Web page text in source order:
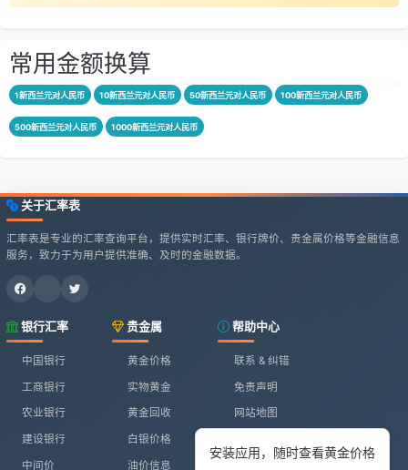
安装应用，随时查看黄金价格
常用金额换算
1新西兰元对人民币 10新西兰元对人民币 50新西兰元对人民币 100新西兰元对人民币
500新西兰元对人民币 1000新西兰元对人民币
关于汇率表
汇率表是专业的汇率查询平台，提供实时汇率、银行牌价、贵金属价格等金融信息
服务，致力于为用户提供准确、及时的金融数据。
银行汇率
中国银行
工商银行
农业银行
建设银行
中间价
贵金属
黄金价格
实物黄金
黄金回收
白银价格
油价信息
帮助中心
联系 & 纠错
免责声明
网站地图